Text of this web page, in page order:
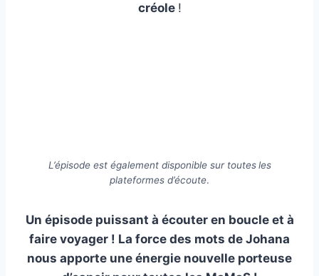
créole !
L’épisode est également disponible sur toutes les
plateformes d’écoute.
Un épisode puissant à écouter en boucle et à
faire voyager ! La force des mots de Johana
nous apporte une énergie nouvelle porteuse